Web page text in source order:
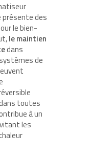
présente des
le bien-
le maintien
dans
de
toutes
à un
les